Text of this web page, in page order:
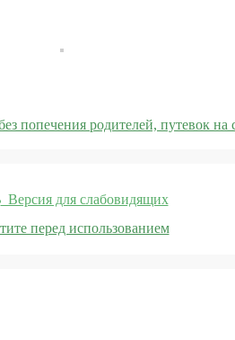
попечения родителей, путевок на
Версия для слабовидящих
перед использованием